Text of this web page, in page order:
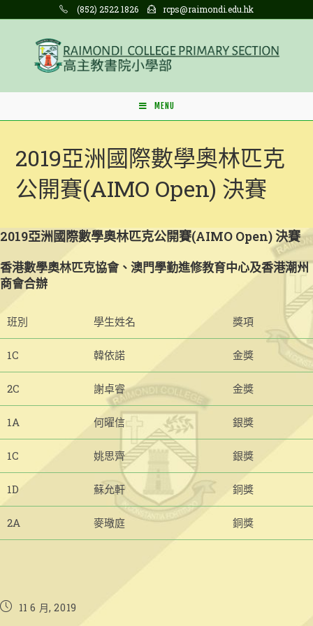
content
(852) 2522 1826 rcps@raimondi.edu.hk
MENU
2019亞洲國際數學奧林匹克
公開賽(AIMO Open) 決賽
2019亞洲國際數學奧林匹克公開賽(AIMO Open) 決賽
香港數學奧林匹克協會、澳門學勤進修教育中心及香港潮州
商會合辦
班別 學生姓名 獎項
1C 韓依諾 金獎
2C 謝卓睿 金獎
1A 何曜信 銀獎
1C 姚思齊 銀獎
1D 蘇允軒 銅獎
2A 麥璥庭 銅獎
Post11 6 月, 2019